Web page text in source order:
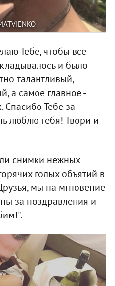
Тебе, чтобы все
и было
талантливый,
а самое главное -
Тебе за
люблю тебя! Твори и
снимки нежных
голых объятий в
мы на мгновение
за поздравления и